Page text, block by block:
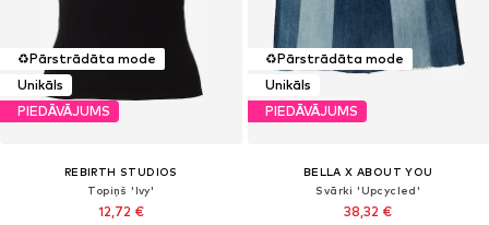
♻️Pārstrādāta mode
Unikāls
PIEDĀVĀJUMS
REBIRTH STUDIOS
Topiņš 'Ivy'
12,72 €
♻️Pārstrādāta mode
Unikāls
PIEDĀVĀJUMS
BELLA X ABOUT YOU
Svārki 'Upcycled'
38,32 €